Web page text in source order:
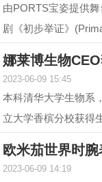
由PORTS宝姿提供
剧《初步举证》
演帷幕。中文版话...
娜莱博生物
2023-06-09 15:45
本科清华大学生物系
立大学香槟分校获得
学成后，他长期从事
欧米茄世界时
2023-06-09 14:19